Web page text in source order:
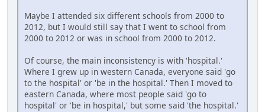
Maybe I attended six different schools from 2000 to
2012, but I would still say that I went to school from
2000 to 2012 or was in school from 2000 to 2012.
Of course, the main inconsistency is with 'hospital.'
Where I grew up in western Canada, everyone said 'go
to the hospital' or 'be in the hospital.' Then I moved to
eastern Canada, where most people said 'go to
hospital' or 'be in hospital,' but some said 'the hospital.'